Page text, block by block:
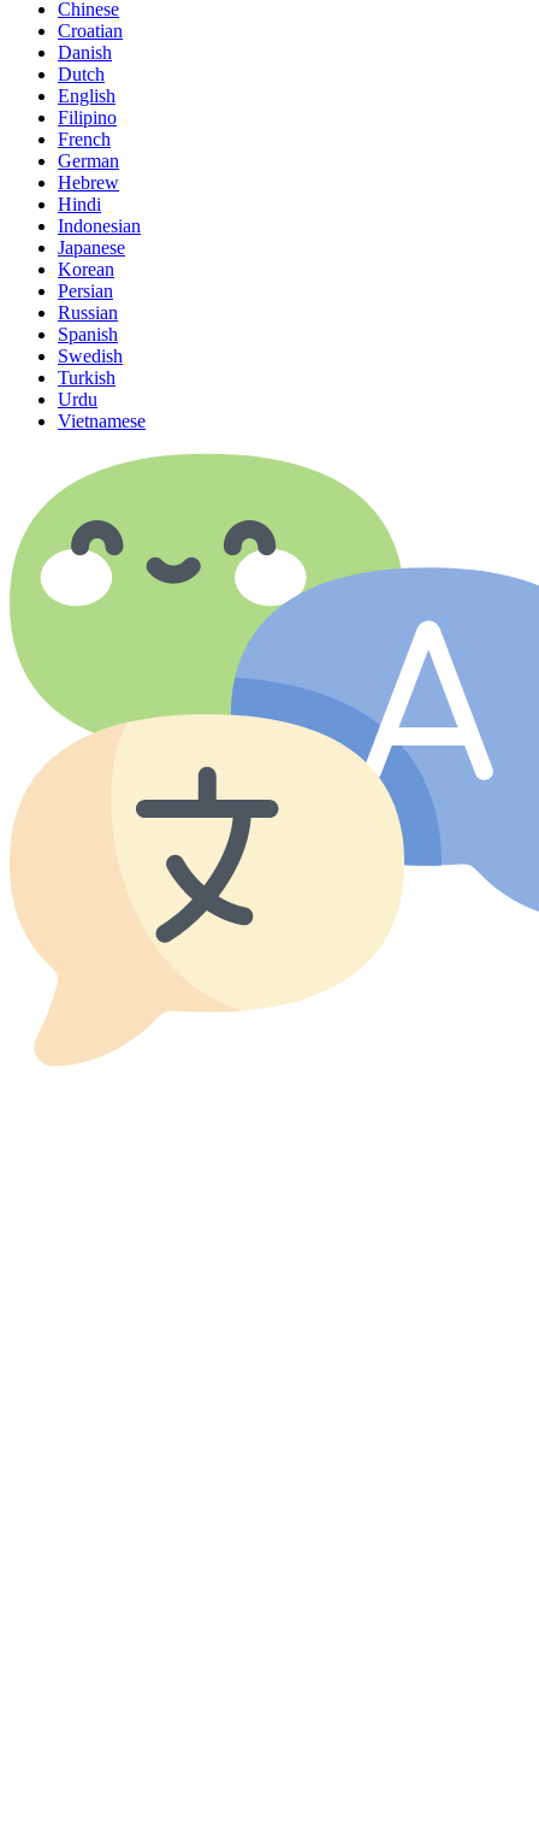
Chinese
Croatian
Danish
Dutch
English
Filipino
French
German
Hebrew
Hindi
Indonesian
Japanese
Korean
Persian
Russian
Spanish
Swedish
Turkish
Urdu
Vietnamese